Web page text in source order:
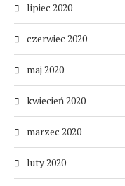
lipiec 2020
czerwiec 2020
maj 2020
kwiecień 2020
marzec 2020
luty 2020